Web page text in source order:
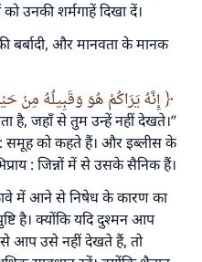
उनकी शर्मगाहें दिखा दें।
बर्बादी, और मानवता के मानक
إِنَّهُ يَرَاكُمْ هُوَ وَقَبِيلُهُ مِنْ
है, जहाँ से तुम उन्हें नहीं देखते।”
को कहते हैं। और इब्लीस के
: जिन्नों में से उसके सैनिक हैं।
में आने से निषेध के कारण का
है। क्योंकि यदि दुश्मन आप
आप उसे नहीं देखते हैं, तो